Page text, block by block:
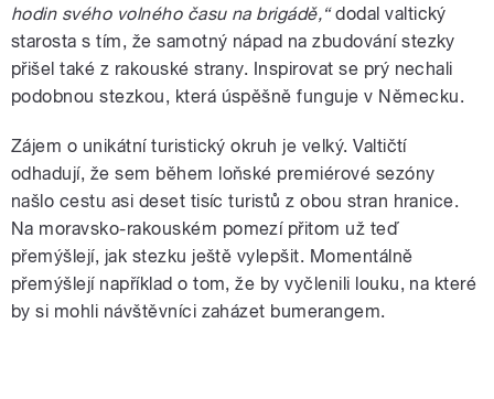
hodin svého volného času na brigádě,“dodal valtický
starosta s tím, že samotný nápad na zbudování stezky
přišel také z rakouské strany. Inspirovat se prý nechali
podobnou stezkou, která úspěšně funguje v Německu.
Zájem o unikátní turistický okruh je velký. Valtičtí
odhadují, že sem během loňské premiérové sezóny
našlo cestu asi deset tisíc turistů z obou stran hranice.
Na moravsko-rakouském pomezí přitom už teď
přemýšlejí, jak stezku ještě vylepšit. Momentálně
přemýšlejí například o tom, že by vyčlenili louku, na které
by si mohli návštěvníci zaházet bumerangem.